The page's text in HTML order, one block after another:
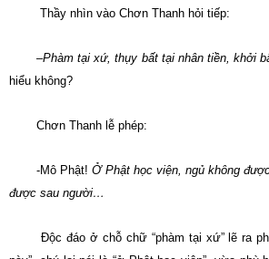
Thầy nhìn vào Chơn Thanh hỏi tiếp:
–Phàm tại xứ, thụy bất tại nhân tiền, khởi
hiểu không?
Chơn Thanh lễ phép:
-Mô Phật! Ở Phật học viện, ngủ không
được sau người…
Ðộc đáo ở chỗ chữ “phàm tại xứ” lẽ ra